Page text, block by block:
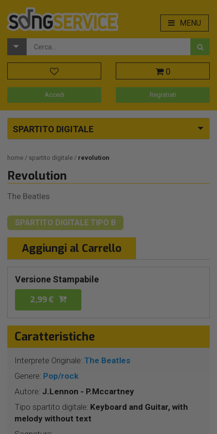
MENU
0
Accedi Registrati
SPARTITO DIGITALE
home spartito digitale revolution
Revolution
The Beatles
SPARTITO DIGITALE TIPO B
Aggiungi al Carrello
Versione Stampabile
2,99 €
Caratteristiche
Interprete Originale: The Beatles
Genere: Pop/rock
Autore: J.Lennon - P.Mccartney
Tipo spartito digitale: Keyboard and Guitar, with
melody without text